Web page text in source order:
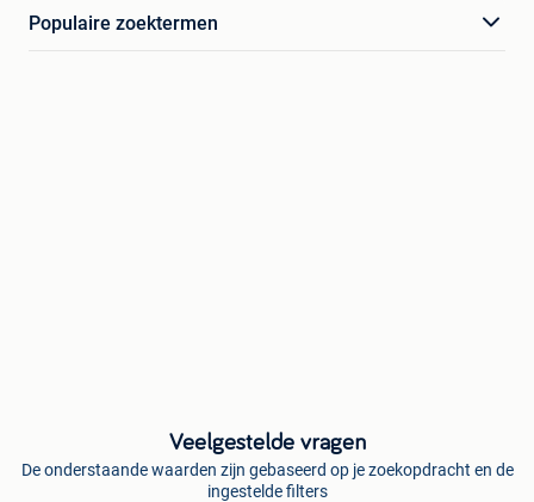
Populaire zoektermen
Veelgestelde vragen
De onderstaande waarden zijn gebaseerd op je zoekopdracht en de
ingestelde filters